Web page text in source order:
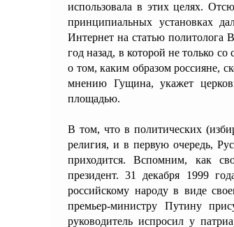
использовала в этих целях.
принципиальных установках
Интернет на статью
год назад, в которой не только
о том, каким образом россияне,
мнению Гущина, укажет
площадью.
В том, что в политических
религия, и в первую очередь,
приходится. Вспомним, как
президент. 31 декабря 1999
российскому народу в виде
премьер-министру Путину
руководитель испросил у